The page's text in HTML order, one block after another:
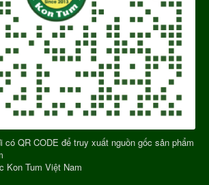
có QR CODE để truy xuất nguồn gốc sản phẩm
Kon Tum Việt Nam